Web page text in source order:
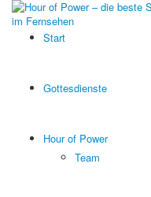
Start
Gottesdienste
Hour of Power
Team